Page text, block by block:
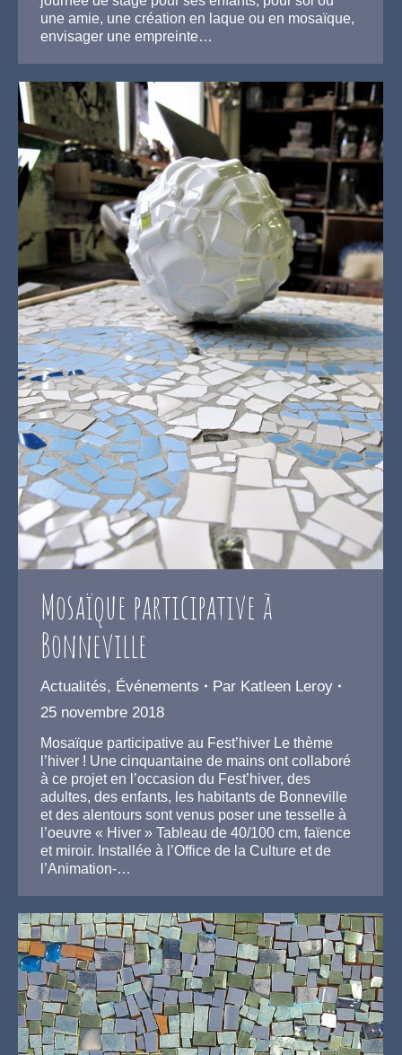
une amie, une création en laque ou en mosaïque,
envisager une empreinte…
Mosaïque participative à
Bonneville
Actualités, Événements Par Katleen Leroy
25 novembre 2018
Mosaïque participative au Fest’hiver Le thème
l’hiver ! Une cinquantaine de mains ont collaboré
à ce projet en l’occasion du Fest’hiver, des
adultes, des enfants, les habitants de Bonneville
et des alentours sont venus poser une tesselle à
l’oeuvre « Hiver » Tableau de 40/100 cm, faïence
et miroir. Installée à l’Office de la Culture et de
l’Animation-…